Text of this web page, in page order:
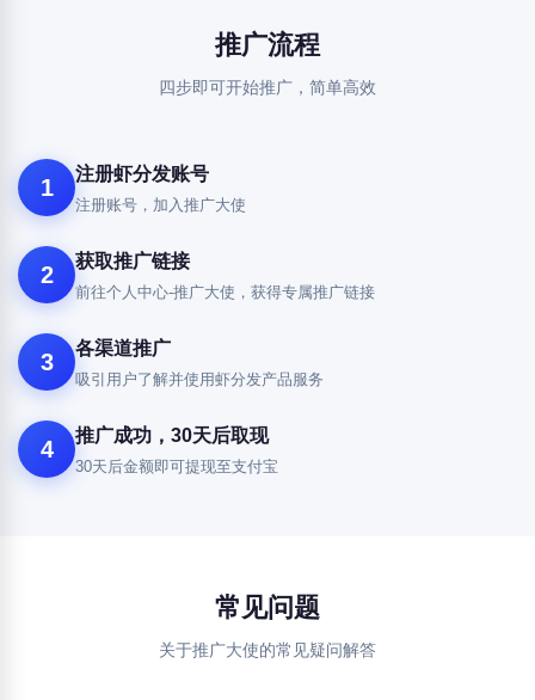
推广流程
四步即可开始推广，简单高效
1
注册虾分发账号
注册账号，加入推广大使
2
获取推广链接
前往个人中心-推广大使，获得专属推广链接
3
各渠道推广
吸引用户了解并使用虾分发产品服务
4
推广成功，30天后取现
30天后金额即可提现至支付宝
常见问题
关于推广大使的常见疑问解答